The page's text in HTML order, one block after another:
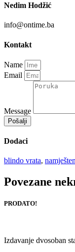
Nedim Hodžić
info@ontime.ba
Kontakt
Name
Email
Message
Pošalji
Dodaci
blindo vrata, namješten
Povezane
PRODATO!
Izdavanje dvosoban